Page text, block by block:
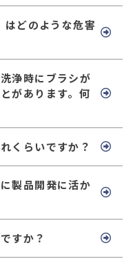
はどのような危害
浄時にブラシが
があります。何
くらいですか？
製品開発に活か
すか？